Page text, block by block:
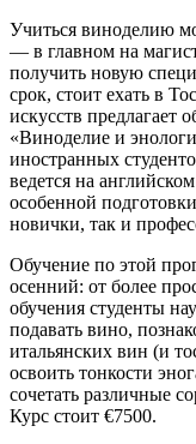
Учиться виноделию
— в главном на
получить новую
срок, стоит ехать в
искусств предлагает
«Виноделие и
иностранных
ведется на
особенной
новички, так и
Обучение по этой
осенний: от более
обучения студенты
подавать вино,
итальянских вин (и
освоить тонкости
сочетать различные
Курс стоит €7500.